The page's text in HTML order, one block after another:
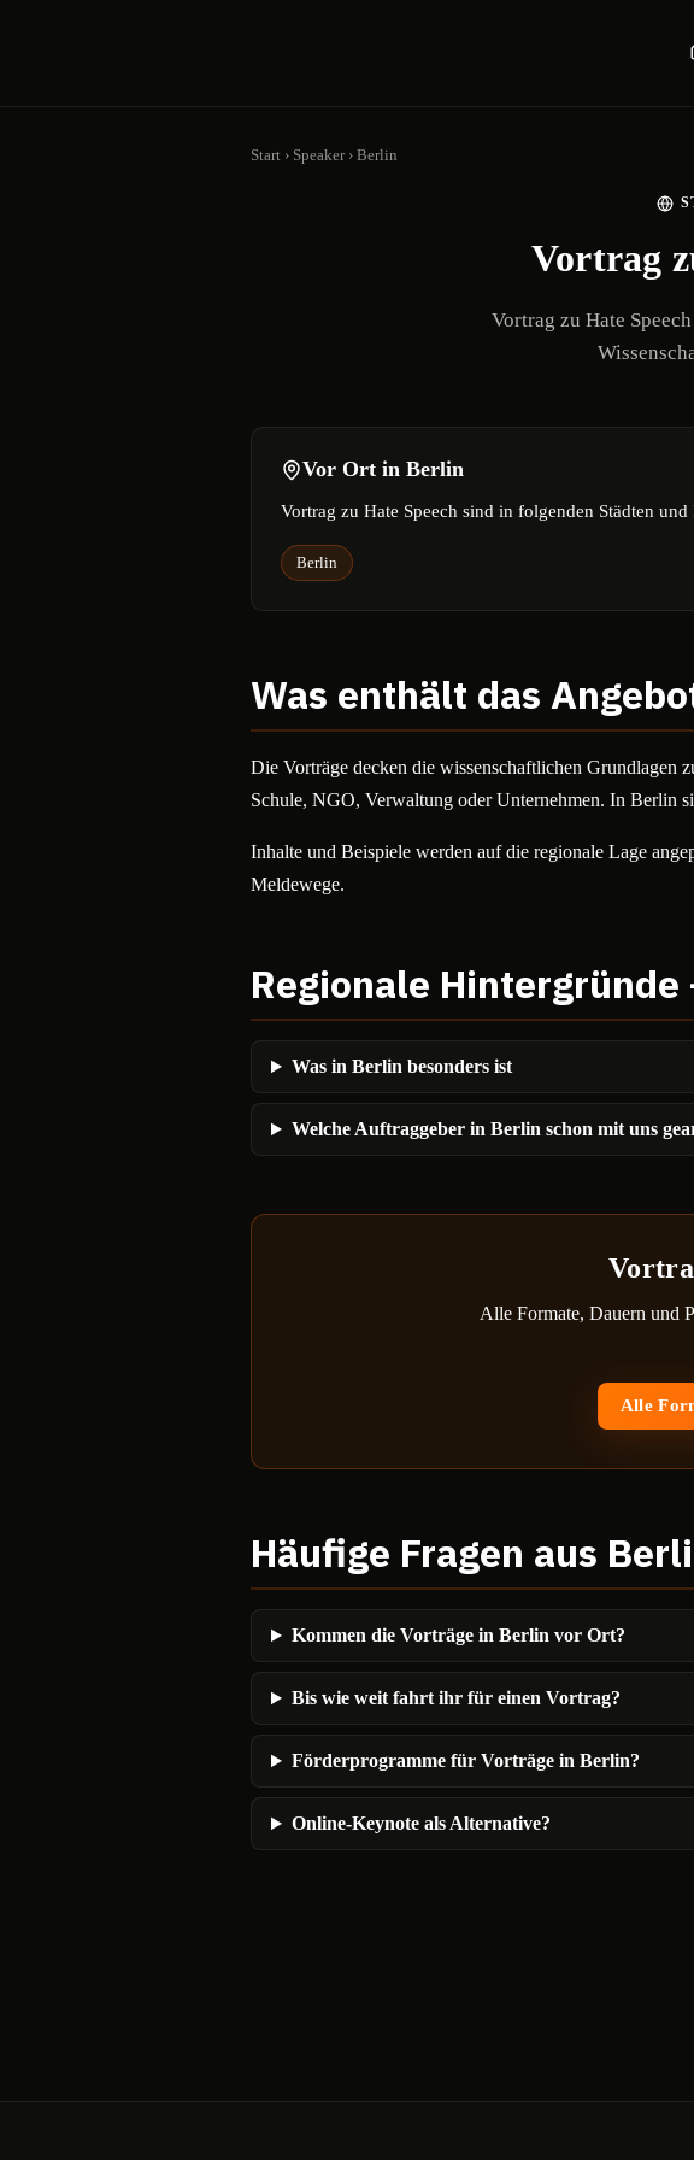
Start › Speaker› Berlin
Vortrag
Vortrag zu Hate
Vor Ort in Berlin
Vortrag zu Hate Speech sind in folgenden Städten
Berlin
Was enthält das
Die Vorträge decken die wissenschaftlichen Grundlagen
Schule, NGO, Verwaltung oder Unternehmen. In Berlin
Inhalte und Beispiele werden auf die regionale Lage
Meldewege.
Regionale Hintergründe
Was in Berlin besonders ist
Welche Auftraggeber in Berlin schon mit uns
Alle Formate, Dauern und
Alle
Häufige Fragen aus
Kommen die Vorträge in Berlin vor Ort?
Bis wie weit fahrt ihr für einen Vortrag?
Förderprogramme für Vorträge in Berlin?
Online-Keynote als Alternative?